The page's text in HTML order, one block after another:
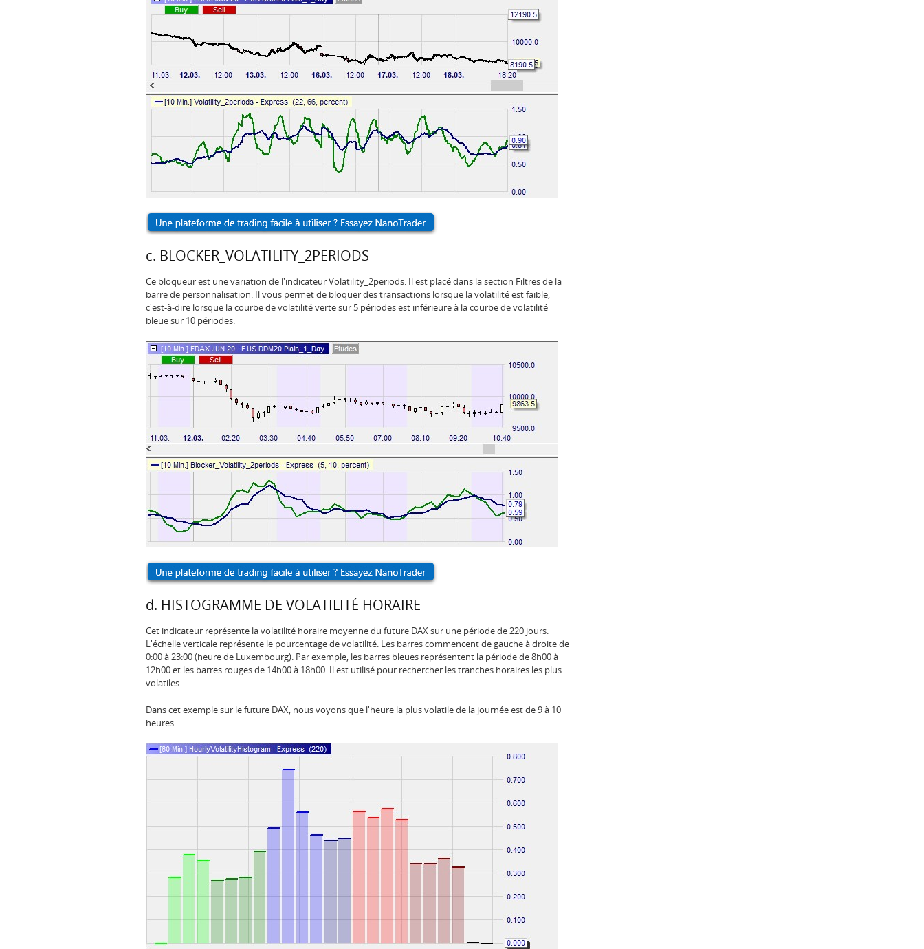
c. BLOCKER_VOLATILITY_2PERIODS
Ce bloqueur est une variation de l'indicateur Volatility_2periods. Il est placé dans la section Filtres de la
barre de personnalisation. Il vous permet de bloquer des transactions lorsque la volatilité est faible,
c'est-à-dire lorsque la courbe de volatilité verte sur 5 périodes est inférieure à la courbe de volatilité
bleue sur 10 périodes.
d. HISTOGRAMME DE VOLATILITÉ HORAIRE
Cet indicateur représente la volatilité horaire moyenne du future DAX sur une période de 220 jours.
L'échelle verticale représente le pourcentage de volatilité. Les barres commencent de gauche à droite de
0:00 à 23:00 (heure de Luxembourg). Par exemple, les barres bleues représentent la période de 8h00 à
12h00 et les barres rouges de 14h00 à 18h00. Il est utilisé pour rechercher les tranches horaires les plus
volatiles.
Dans cet exemple sur le future DAX, nous voyons que l'heure la plus volatile de la journée est de 9 à 10
heures.